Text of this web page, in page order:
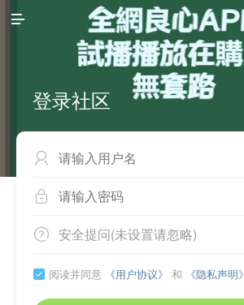

登录社区


 安全提问(未设置请忽略)
 阅读并同意 《用户协议》 和 《隐私声明》